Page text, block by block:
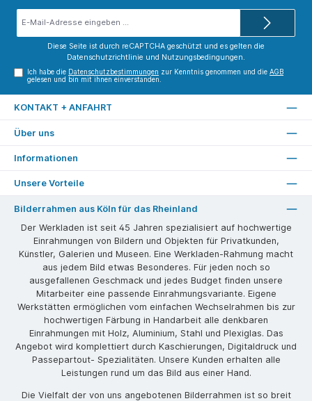
Diese Seite ist durch reCAPTCHA geschützt und es gelten die
Datenschutzrichtlinie und Nutzungsbedingungen.
Ich habe die Datenschutzbestimmungen zur Kenntnis genommen und dieAGB
gelesen und bin mit ihnen einverstanden.
KONTAKT + ANFAHRT
Über uns
Informationen
Unsere Vorteile
Bilderrahmen aus Köln für das Rheinland
Der Werkladen ist seit 45 Jahren spezialisiert auf hochwertige
Einrahmungen von Bildern und Objekten für Privatkunden,
Künstler, Galerien und Museen. Eine Werkladen-Rahmung macht
aus jedem Bild etwas Besonderes. Für jeden noch so
ausgefallenen Geschmack und jedes Budget finden unsere
Mitarbeiter eine passende Einrahmungsvariante. Eigene
Werkstätten ermöglichen vom einfachen Wechselrahmen bis zur
hochwertigen Färbung in Handarbeit alle denkbaren
Einrahmungen mit Holz, Aluminium, Stahl und Plexiglas. Das
Angebot wird komplettiert durch Kaschierungen, Digitaldruck und
Passepartout- Spezialitäten. Unsere Kunden erhalten alle
Leistungen rund um das Bild aus einer Hand.
Die Vielfalt der von uns angebotenen Bilderrahmen ist so breit